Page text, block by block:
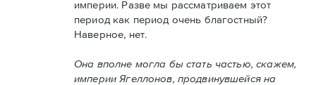
империи. Разве мы рассматриваем этот
период как период очень благостный?
Наверное, нет.
Она вполне могла бы стать частью, скажем,
империи Ягеллонов, продвинувшейся на